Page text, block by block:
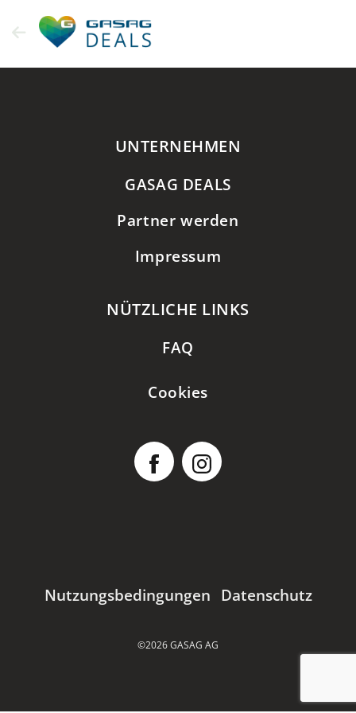
Inhalt
springen
UNTERNEHMEN
GASAG DEALS
Partner werden
Impressum
NÜTZLICHE LINKS
FAQ
Cookies
Nutzungsbedingungen Datenschutz
©2026 GASAG AG